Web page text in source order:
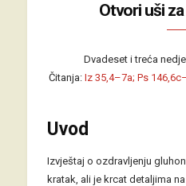
Otvori uši
Dvadeset i treća
Čitanja: Iz 35,4–7a; Ps
Uvod
Izvještaj o ozdravljenju
kratak, ali je krcat detaljima